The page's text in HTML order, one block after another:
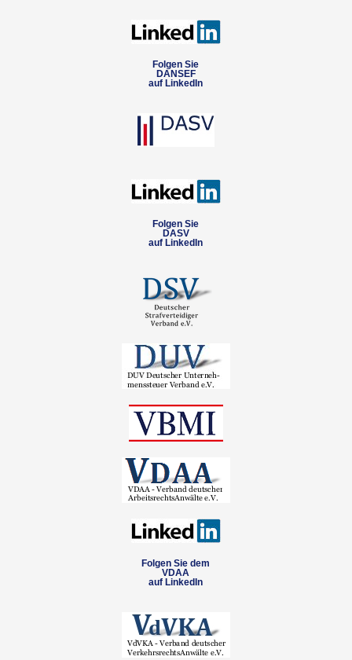
Folgen Sie
DANSEF
auf LinkedIn
Folgen Sie
DASV
auf LinkedIn
Folgen Sie dem
VDAA
auf LinkedIn